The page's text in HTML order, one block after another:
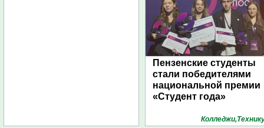
Пензенские студенты
стали победителями
национальной премии
«Студент года»